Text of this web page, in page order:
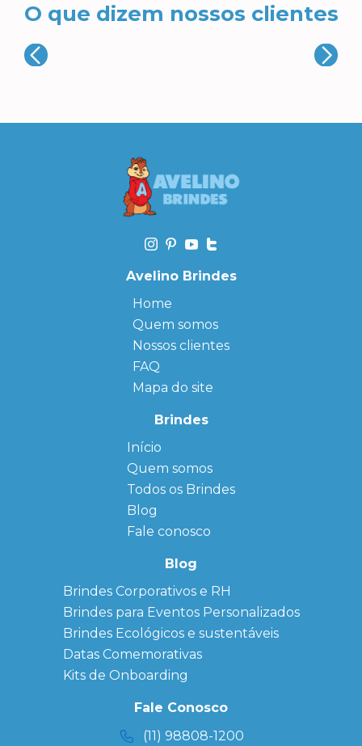
O que dizem nossos clientes
Avelino Brindes
Home
Quem somos
Nossos clientes
FAQ
Mapa do site
Brindes
Início
Quem somos
← Back
FAQ
Sitemap
Todos os Brindes
← Back
Agendas
Personalizadas
Personalizado
personalizados
Brindes
Corporativos
Copos Térmicos
Personalizados
Datas Especiais
Ecobag
Personalizada
Kits
Blog
Fale conosco
Blog
Brindes Corporativos e RH
Brindes para Eventos Personalizados
Brindes Ecológicos e sustentáveis
Datas Comemorativas
Kits de Onboarding
Fale Conosco
(11) 98808-1200